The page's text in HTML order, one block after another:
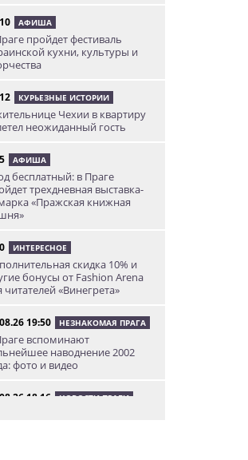
АФИША
пройдет фестиваль
кухни, культуры и
КУРЬЕЗНЫЕ ИСТОРИИ
Чехии в квартиру
неожиданный гость
АФИША
бесплатный: в Праге
трехдневная выставка-
«Пражская книжная
ИНТЕРЕСНОЕ
скидка 10% и
бонусы от Fashion Arena
читателей «Винегрета»
19:50 НЕЗНАКОМАЯ ПРАГА
вспоминают
наводнение 2002
фото и видео
18:16 НОВОСТИ ПРАГИ